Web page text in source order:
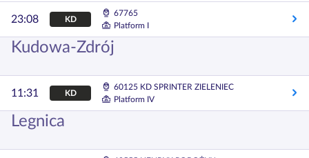
23:08 KD
67765
Platform I
Kudowa-Zdrój
11:31 KD
60125 KD SPRINTER ZIELENIEC
Platform IV
Legnica